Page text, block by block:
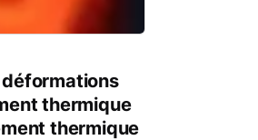
thermique
thermique